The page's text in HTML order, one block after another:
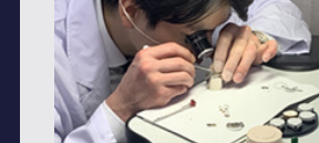
ベルト(バンド)/中留交換・
ガラス・風防交換
リューズ（クラウン）交換
オメガ
タグ・ホイヤー
IWC
時間が遅れる・進む(クォー
時計が止まる（機械式）
時計が止まる(クォーツ)
修理事例
店舗案内
東京御徒町店（本店）
よくある質問